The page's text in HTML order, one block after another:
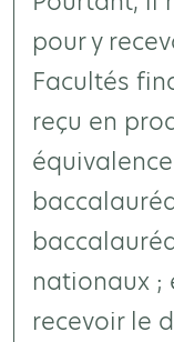
pour y
Facultés
reçu en
nationaux ;
recevoir le